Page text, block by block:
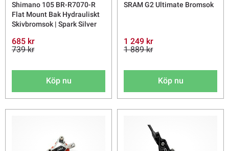
Shimano 105 BR-R7070-R
Flat Mount Bak Hydrauliskt
Skivbromsok | Spark Silver
685 kr
739 kr
Köp nu
SRAM G2 Ultimate Bromsok
1 249 kr
1 889 kr
Köp nu